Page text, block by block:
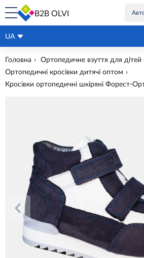
B2B OLVI
UA
Головна
Ортопедичне взуття для
Ортопедичні кросівки дитячі оптом
Кросівки ортопедичні шкіряні Форест-